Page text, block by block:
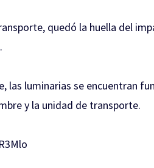
quedó la huella del
las luminarias se encuentran
y la unidad de transporte.